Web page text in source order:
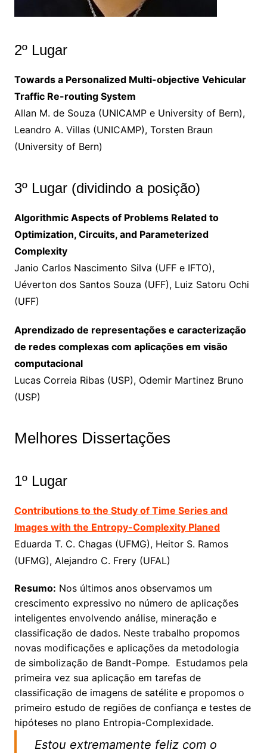
2º Lugar
Towards a Personalized Multi-objective Vehicular
Traffic Re-routing System
Allan M. de Souza (UNICAMP e University of Bern),
Leandro A. Villas (UNICAMP), Torsten Braun
(University of Bern)
3º Lugar (dividindo a posição)
Algorithmic Aspects of Problems Related to
Optimization, Circuits, and Parameterized
Complexity
Janio Carlos Nascimento Silva (UFF e IFTO),
Uéverton dos Santos Souza (UFF), Luiz Satoru Ochi
(UFF)
Aprendizado de representações e caracterização
de redes complexas com aplicações em visão
computacional
Lucas Correia Ribas (USP), Odemir Martinez Bruno
(USP)
Melhores Dissertações
1º Lugar
Contributions to the Study of Time Series and
Images with the Entropy-Complexity Planed
Eduarda T. C. Chagas (UFMG), Heitor S. Ramos
(UFMG), Alejandro C. Frery (UFAL)
Resumo: Nos últimos anos observamos um
crescimento expressivo no número de aplicações
inteligentes envolvendo análise, mineração e
classificação de dados. Neste trabalho propomos
novas modificações e aplicações da metodologia
de simbolização de Bandt-Pompe. Estudamos pela
primeira vez sua aplicação em tarefas de
classificação de imagens de satélite e propomos o
primeiro estudo de regiões de confiança e testes de
hipóteses no plano Entropia-Complexidade.
Estou extremamente feliz com o